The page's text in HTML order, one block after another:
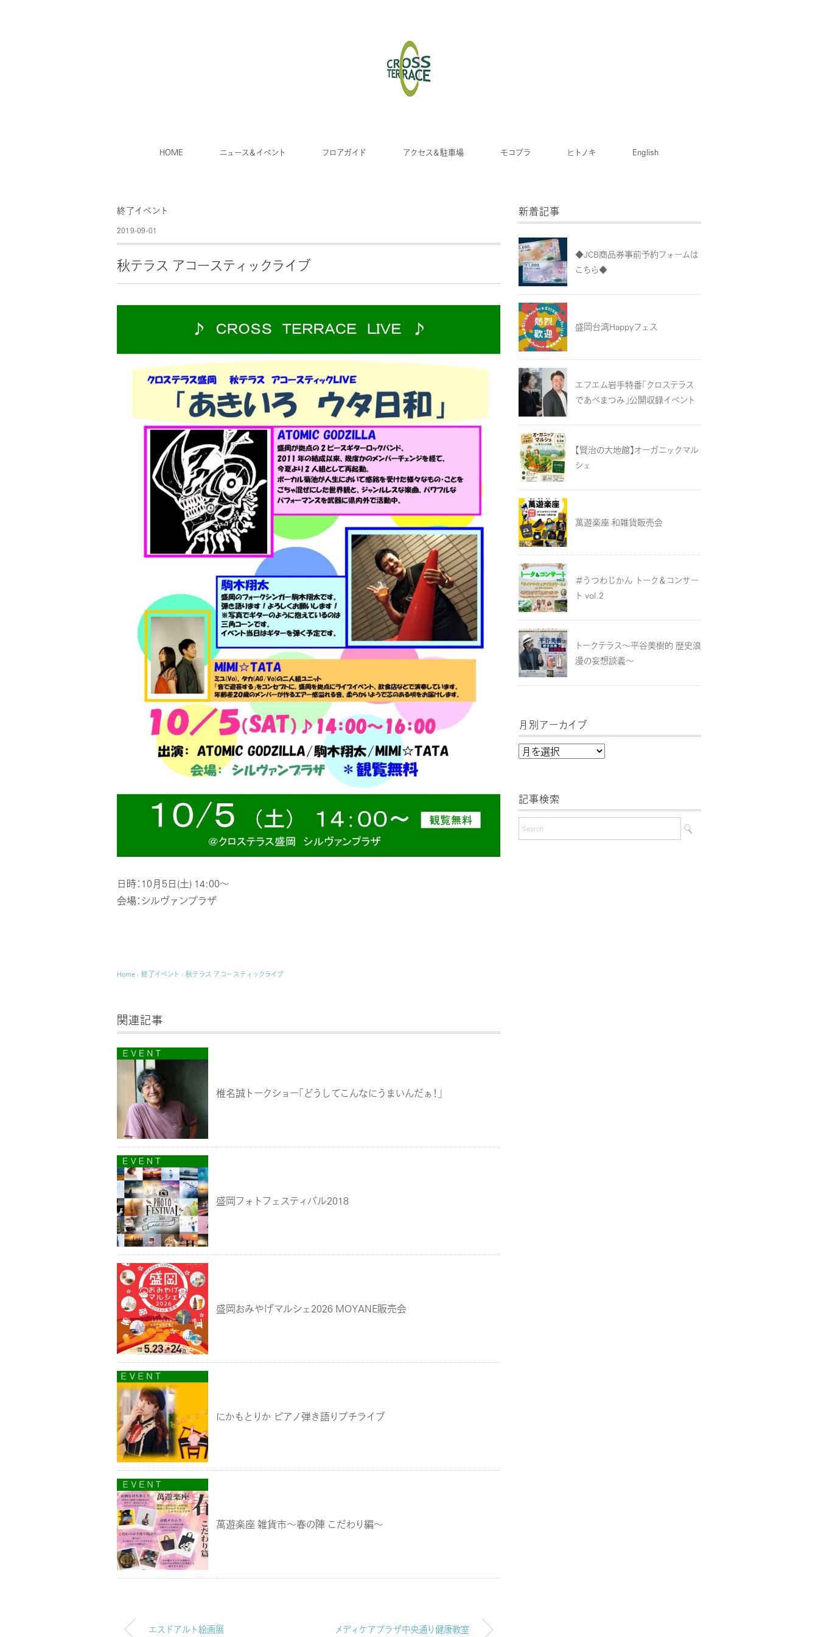
HOME ニュース＆イベント フロアガイド アクセス＆駐車場 モコプラ ヒトノキ English
終了イベント
2019-09-01
秋テラス アコースティックライブ
日時：10月5日(土) 14:00～
会場：シルヴァンプラザ
Home › 終了イベント › 秋テラス アコースティックライブ
関連記事
椎名誠トークショー「どうしてこんなにうまいんだぁ！」
盛岡フォトフェスティバル2018
盛岡おみやげマルシェ2026 MOYANE販売会
にかもとりか ピアノ弾き語りプチライブ
萬遊楽座 雑貨市～春の陣 こだわり編～
エスドアルト絵画展 メディケアプラザ中央通り健康教室
新着記事
◆JCB商品券事前予約フォームは
こちら◆
盛岡台湾Happyフェス
エフエム岩手特番「クロステラス
であべまつみ」公開収録イベント
【賢治の大地館】オーガニックマル
シェ
萬遊楽座 和雑貨販売会
＃うつわじかん トーク＆コンサー
ト vol.2
トークテラス～平谷美樹的 歴史浪
漫の妄想談義～
月別アーカイブ
月
ー
カ
記事検索